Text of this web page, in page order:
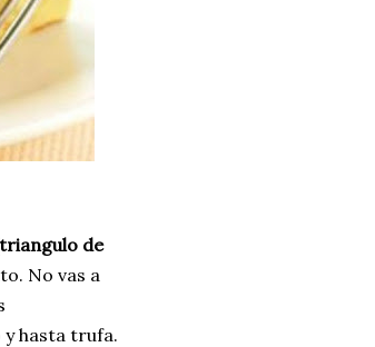
de
No vas a
hasta trufa.